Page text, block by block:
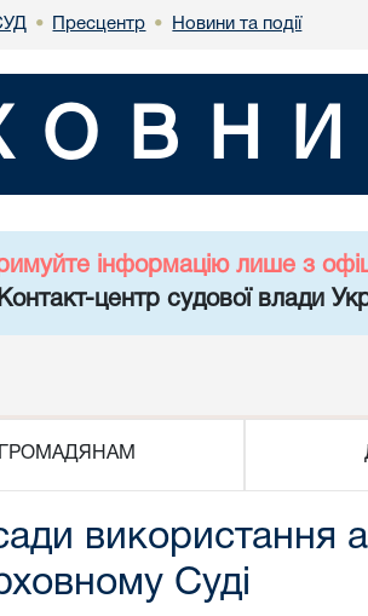
• Пресцентр • Новини та події
інформацію лише з
центр судової влади
ГРОМАДЯНАМ
використання
Суді